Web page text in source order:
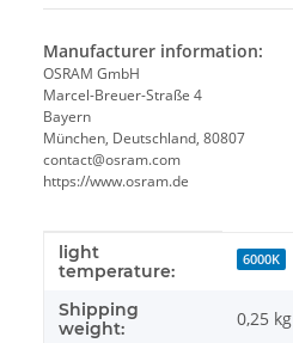
Manufacturer information:
OSRAM GmbH
Marcel-Breuer-Straße 4
Bayern
München, Deutschland, 80807
contact@osram.com
https://www.osram.de
Item information
Value
light
temperature:
6000K
Shipping
weight:
0,25 kg